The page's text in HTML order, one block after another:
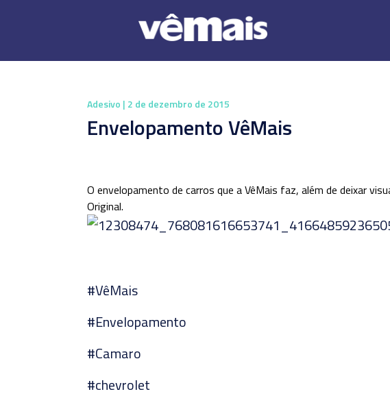
Adesivo | 2 de dezembro de 2015
Envelopamento VêMais
O envelopamento de carros que a VêMais faz, além de deixar
Original.
#‎VêMais
#‎Envelopamento
#‎Camaro
#‎chevrolet